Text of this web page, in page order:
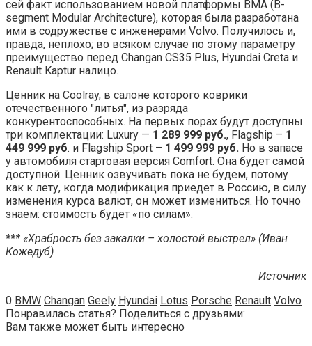
сей факт использованием новой платформы BMA (B-
segment Modular Architecture), которая была разработана
ими в содружестве с инженерами Volvo. Получилось и,
правда, неплохо; во всяком случае по этому параметру
преимущество перед Changan CS35 Plus, Hyundai Creta и
Renault Kaptur налицо.
Ценник на Coolray, в салоне которого коврики
отечественного "литья", из разряда
конкурентоспособных. На первых порах будут доступны
три комплектации: Luxury — 1 289 999 руб., Flagship – 1
449 999 руб. и Flagship Sport – 1 499 999 руб. Но в запасе
у автомобиля стартовая версия Comfort. Она будет самой
доступной. Ценник озвучивать пока не будем, потому
как к лету, когда модификация приедет в Россию, в силу
изменения курса валют, он может измениться. Но точно
знаем: стоимость будет «по силам».
*** «Храбрость без закалки – холостой выстрел» (Иван
Кожедуб)
Источник
0 BMW Changan Geely Hyundai Lotus Porsche Renault Volvo
Понравилась статья? Поделиться с друзьями:
Вам также может быть интересно